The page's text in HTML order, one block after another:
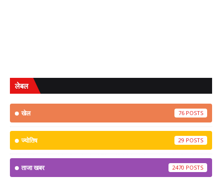
लेबल
खेल 76
ज्योतिष 29
ताजा खबर 2470